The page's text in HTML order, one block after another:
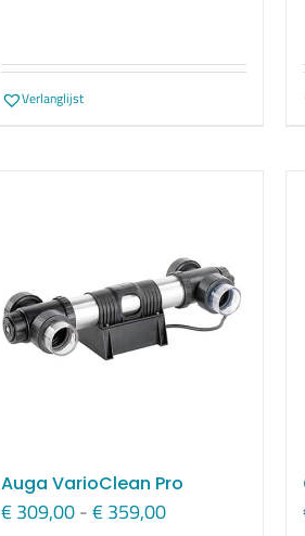
€ 284,95
Verlanglijst
Auga VarioClean Pro
€309,00-€359,00Prijsklasse: